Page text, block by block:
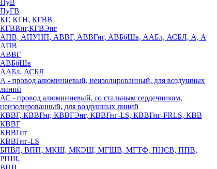
ПуВ
ПуГВ
КГ, КГН, КГВВ
КГВВнг,КГВЭнг
АПВ, АПУНП, АВВГ, АВВГнг, АВБбШв, ААБл, АСБЛ, А, А
АПВ
АВВГ
АВБбШв
ААБл, АСБЛ
А - провод алюминиевый, неизолированный, для воздушных
линий
АС - провод алюминиевый, со стальным сердечником,
неизолированный, для воздушных линий
КВВГ, КВВГнг, КВВГЭнг, КВВГнг-LS, КВВГнг-FRLS, КВВ
КВВГ
КВВГнг
КВВГнг-LS
БПВЛ, ВПП, МКШ, МКЭШ, МГШВ, МГТФ, ПНСВ, ППВ,
РПШ,
ВПП